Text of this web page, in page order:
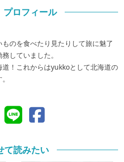
プロフィール
のを食べたり見たりして旅に魅了
していました。
！これからはyukkoとして北海道の
て読みたい